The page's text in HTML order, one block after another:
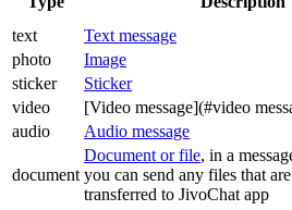
text
Text message
photo
Image
sticker
Sticker
video
[Video message](#video
audio
Audio message
document
Document or file, in a
you can send any files that
transferred to JivoChat app